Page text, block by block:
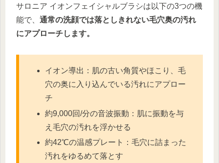
サロニア イオンフェイシャルブラシは以下の3つの機
能で、 通常の洗顔では落としきれない毛穴奥の汚れ
にアプローチします。
イオン導出：肌の古い角質やほこり、毛
穴の奥に入り込んでいる汚れにアプロー
チ
約9,000回/分の音波振動：肌に振動を与
え毛穴の汚れを浮かせる
約42℃の温感プレート：毛穴に詰まった
汚れをゆるめて落とす